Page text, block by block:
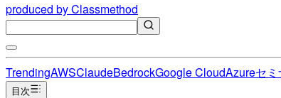
produced by Classmethod
TrendingAWSClaudeBedrockGoogle CloudAzureセ
目次